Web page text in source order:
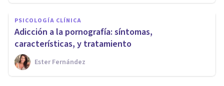
PSICOLOGÍA CLÍNICA
Adicción a la pornografía: síntomas,
características, y tratamiento
Ester Fernández
Beneficios de la terapia con
caballos para tratar la
adicciones
Clínicas Cita